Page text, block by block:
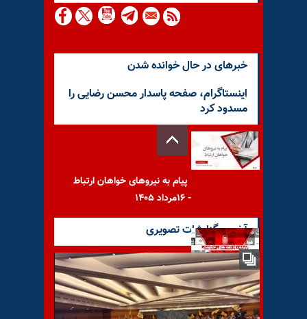
خبرهای در حال خوانده شدن
اینستاگرام، صفحه پاسدار محسن رضایی را
مسدود کرد
پیام به نیروهای خواهان ارتباط
- ۱۶مرداد ۱۴۰۵
مروری بر رسانه‌های حکومتی -
یکشنبه ۸تیر۹۹
آخرین گزارشات تصویری